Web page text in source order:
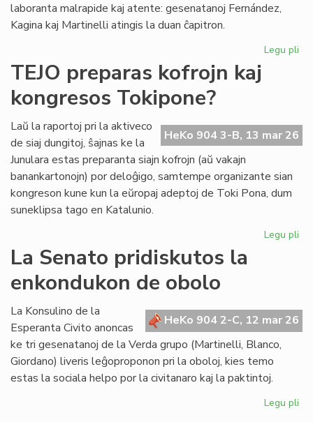
laboranta malrapide kaj atente: gesenatanoj Fernández,
Kagina kaj Martinelli atingis la duan ĉapitron.
Legu pli
el
TEJO preparas kofrojn kaj
kongresos Tokipone?
HeKo 904 3-B, 13 mar 26
Laŭ la raportoj pri la aktiveco
de siaj dungitoj, ŝajnas ke la
Junulara estas preparanta siajn kofrojn (aŭ vakajn
banankartonojn) por deloĝigo, samtempe organizante sian
kongreson kune kun la eŭropaj adeptoj de Toki Pona, dum
suneklipsa tago en Katalunio.
Legu pli
La Senato pridiskutos la
enkondukon de obolo
HeKo 904 2-C, 12 mar 26
La Konsulino de la
Esperanta Civito anoncas
ke tri gesenatanoj de la Verda grupo (Martinelli, Blanco,
Giordano) liveris leĝoproponon pri la oboloj, kies temo
estas la sociala helpo por la civitanaro kaj la paktintoj.
Legu pli